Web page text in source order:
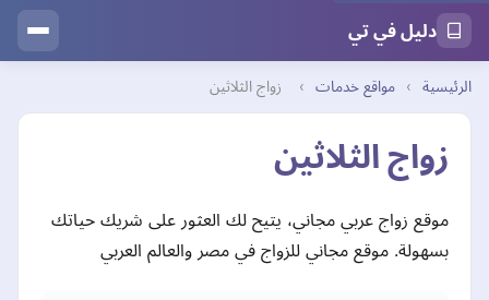
دليل في تي
الرئيسية › مواقع خدمات › زواج الثلاثين
زواج الثلاثين
موقع زواج عربي مجاني، يتيح لك العثور على شريك حياتك
بسهولة. موقع مجاني للزواج في مصر والعالم العربي